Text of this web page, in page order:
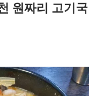
원짜리 고기국